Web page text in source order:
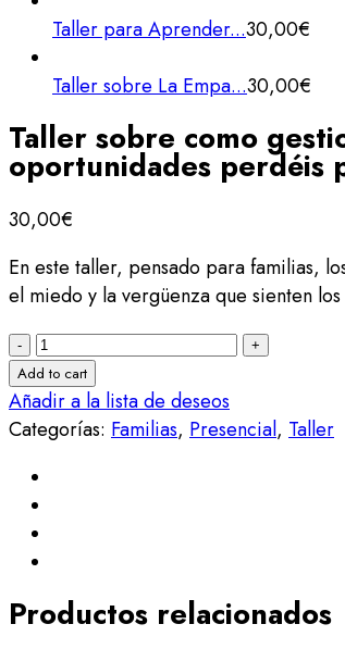
Taller para Aprender...30,00€
Taller sobre La Empa...30,00€
Taller sobre como
oportunidades perdéis
30,00€
En este taller, pensado para familias,
el miedo y la vergüenza que sienten
Taller
sobre
como
gestionar
Miedo
Vergüenza.
¿
Cuántas
Add to cart
Añadir a la lista de deseos
Categorías: Familias, Presencial, Taller
Productos relacionados